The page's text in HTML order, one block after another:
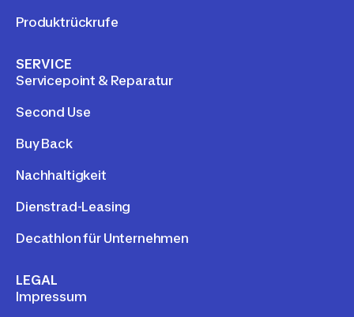
Produktrückrufe
SERVICE
Servicepoint & Reparatur
Second Use
Buy Back
Nachhaltigkeit
Dienstrad-Leasing
Decathlon für Unternehmen
LEGAL
Impressum